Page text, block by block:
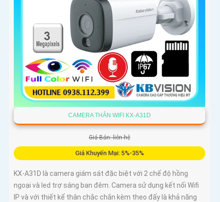
CAMERA THÂN WIFI KX-A31D
Giá Bán: liên hệ
Giá Khuyến Mại: 5%-35%
KX-A31D là camera giám sát đặc biệt với 2 chế độ hồng
ngoại và led trợ sáng ban đêm. Camera sử dụng kết nối Wifi
IP và với thiết kế thân chắc chắn kèm theo đấy là khả năng